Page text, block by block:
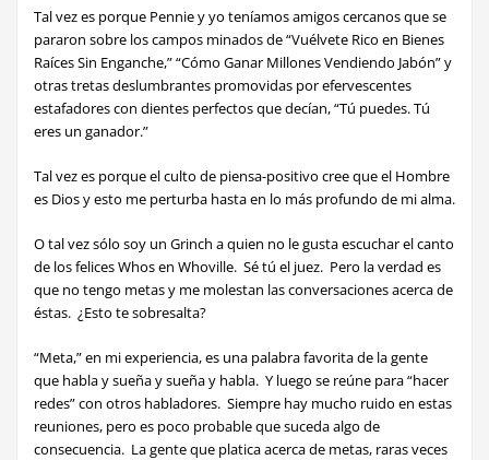
Tal vez es porque Pennie y yo teníamos amigos cercanos que se
pararon sobre los campos minados de “Vuélvete Rico en Bienes
Raíces Sin Enganche,” “Cómo Ganar Millones Vendiendo Jabón” y
otras tretas deslumbrantes promovidas por efervescentes
estafadores con dientes perfectos que decían, “Tú puedes. Tú
eres un ganador.”
Tal vez es porque el culto de piensa-positivo cree que el Hombre
es Dios y esto me perturba hasta en lo más profundo de mi alma.
O tal vez sólo soy un Grinch a quien no le gusta escuchar el canto
de los felices Whos en Whoville. Sé tú el juez. Pero la verdad es
que no tengo metas y me molestan las conversaciones acerca de
éstas. ¿Esto te sobresalta?
“Meta,” en mi experiencia, es una palabra favorita de la gente
que habla y sueña y sueña y habla. Y luego se reúne para “hacer
redes” con otros habladores. Siempre hay mucho ruido en estas
reuniones, pero es poco probable que suceda algo de
consecuencia. La gente que platica acerca de metas, raras veces